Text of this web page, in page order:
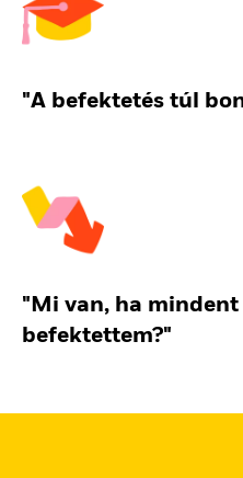
"A befektetés túl
"Mi van, ha
befektettem?"